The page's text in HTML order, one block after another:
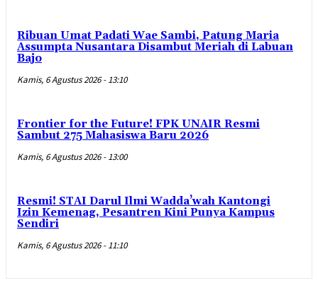
Ribuan Umat Padati Wae Sambi, Patung Maria
Assumpta Nusantara Disambut Meriah di Labuan
Bajo
Kamis, 6 Agustus 2026 - 13:10
Frontier for the Future! FPK UNAIR Resmi
Sambut 275 Mahasiswa Baru 2026
Kamis, 6 Agustus 2026 - 13:00
Resmi! STAI Darul Ilmi Wadda’wah Kantongi
Izin Kemenag, Pesantren Kini Punya Kampus
Sendiri
Kamis, 6 Agustus 2026 - 11:10